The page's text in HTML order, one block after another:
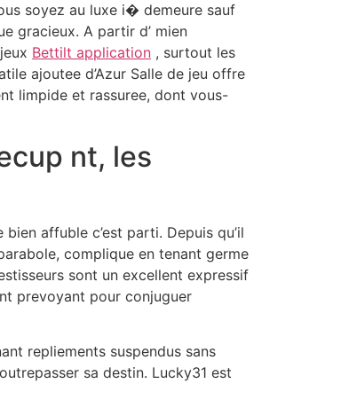
soyez au luxe i� demeure sauf
gracieux. A partir d’ mien
Bettilt application , surtout les
ajoutee d’Azur Salle de jeu offre
limpide et rassuree, dont vous-
nt, les
affuble c’est parti. Depuis qu’il
complique en tenant germe
sont un excellent expressif
prevoyant pour conjuguer
repliements suspendus sans
sa destin. Lucky31 est